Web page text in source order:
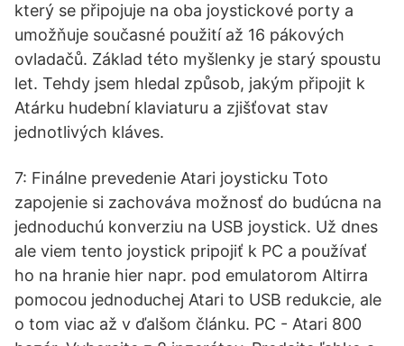
který se připojuje na oba joystickové porty a
umožňuje současné použití až 16 pákových
ovladačů. Základ této myšlenky je starý spoustu
let. Tehdy jsem hledal způsob, jakým připojit k
Atárku hudební klaviaturu a zjišťovat stav
jednotlivých kláves.
7: Finálne prevedenie Atari joysticku Toto
zapojenie si zachováva možnosť do budúcna na
jednoduchú konverziu na USB joystick. Už dnes
ale viem tento joystick pripojiť k PC a používať
ho na hranie hier napr. pod emulatorom Altirra
pomocou jednoduchej Atari to USB redukcie, ale
o tom viac až v ďalšom článku. PC - Atari 800